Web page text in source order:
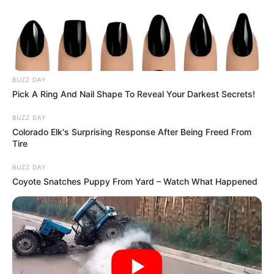
Nemrég nagy port kavart, amikor a
Szőlő utcai
ügykapcsán tett kijelentése miatt Wolf Kati
kemény szavakkal reagált:
„Két lánygyerek anyja vagyok, és amit mondtál,
gondolod apaként és nagyapaként – az
förtelmes gyalázat.”
Feró végül bocsánatot kért, de az eset rávilágított
arra, hogy a szókimondó zenészt sem kíméli az élet,
ha a családról van szó.
👨‍👩‍👧‍👦 A CSALÁD, AMIT KEVESEN
ISMERNEK
BUZZ DAY
Pick A Ring And Nail Shape To Reveal Your Darkest Secrets!
BUZZ DAY
Colorado Elk's Surprising Response After Being Freed From
Tire
BUZZ DAY
Coyote Snatches Puppy From Yard – Watch What Happened